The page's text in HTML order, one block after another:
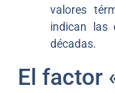
valores
indican las
décadas.
El factor